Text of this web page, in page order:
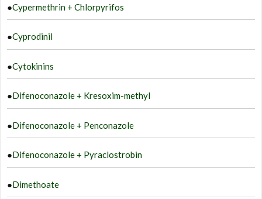
●Cypermethrin + Chlorpyrifos
●Cyprodinil
●Cytokinins
●Difenoconazole + Kresoxim-methyl
●Difenoconazole + Penconazole
●Difenoconazole + Pyraclostrobin
●Dimethoate